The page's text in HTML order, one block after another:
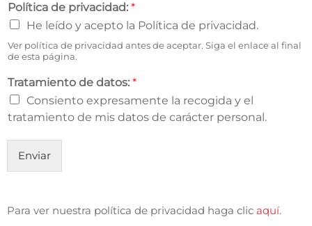
Política de privacidad: *
He leído y acepto la Política de privacidad.
Ver política de privacidad antes de aceptar. Siga el enlace al final
de esta página.
Tratamiento de datos: *
Consiento expresamente la recogida y el
tratamiento de mis datos de carácter personal.
Enviar
Para ver nuestra política de privacidad haga clic aquí.